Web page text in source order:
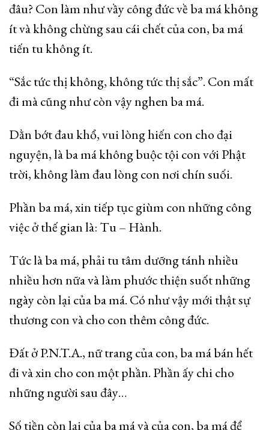
đâu? Con làm như vầy công đức về ba má không
ít và không chừng sau cái chết của con, ba má
tiến tu không ít.
“Sắc tức thị không, không tức thị sắc”. Con mất
đi mà cũng như còn vậy nghen ba má.
Dằn bớt đau khổ, vui lòng hiến con cho đại
nguyện, là ba má không buộc tội con với Phật
trời, không làm đau lòng con nơi chín suối.
Phần ba má, xin tiếp tục giùm con những công
việc ở thế gian là: Tu – Hành.
Tức là ba má, phải tu tâm dưỡng tánh nhiều
nhiều hơn nữa và làm phước thiện suốt những
ngày còn lại của ba má. Có như vậy mới thật sự
thương con và cho con thêm công đức.
Đất ở P.N.T.A., nữ trang của con, ba má bán hết
đi và xin cho con một phần. Phần ấy chi cho
những người sau đây…
Số tiền còn lại của ba má và của con, ba má để